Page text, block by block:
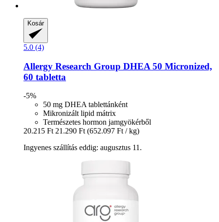
Kosár
5.0 (4)
Allergy Research Group DHEA 50 Micronized,
60 tabletta
-5%
50 mg DHEA tablettánként
Mikronizált lipid mátrix
Természetes hormon jamgyökérből
20.215 Ft 21.290 Ft (652.097 Ft / kg)
Ingyenes szállítás eddig: augusztus 11.